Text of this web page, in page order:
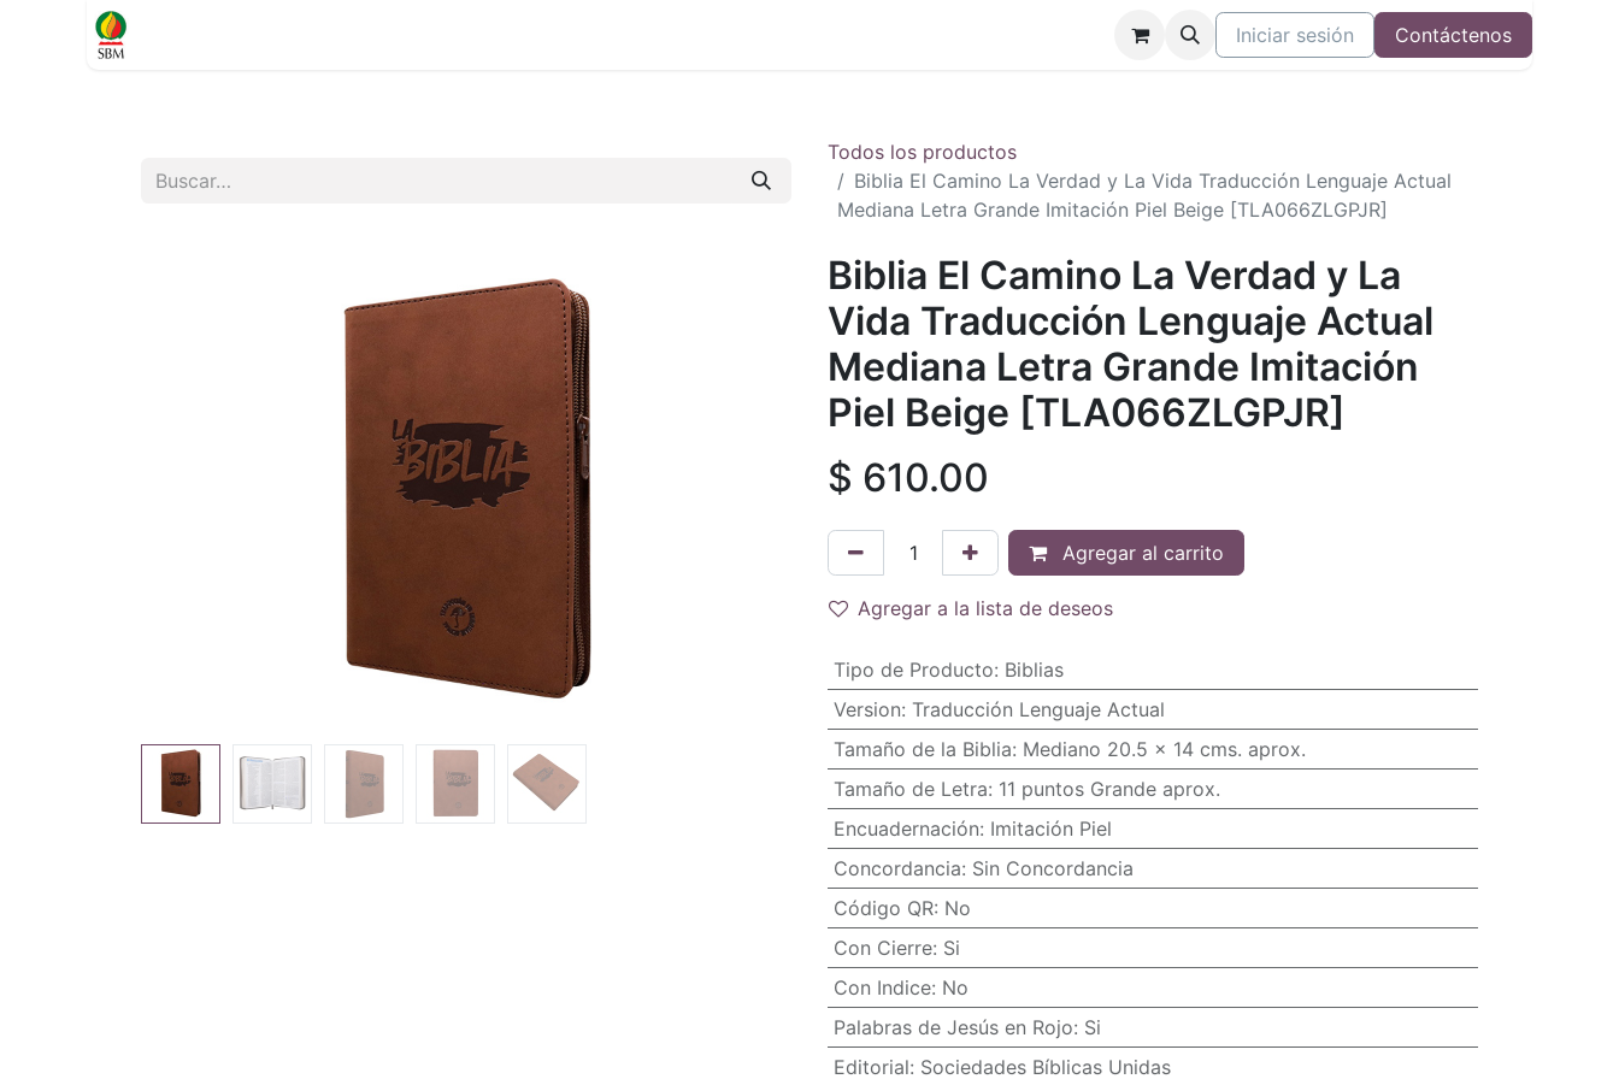
Iniciar sesión Contáctenos
Todos los productos
Biblia El Camino La Verdad y La Vida Traducción Lenguaje Actual
Mediana Letra Grande Imitación Piel Beige [TLA066ZLGPJR]
Biblia El Camino La Verdad y La
Vida Traducción Lenguaje Actual
Mediana Letra Grande Imitación
Piel Beige [TLA066ZLGPJR]
$ 610.00
Agregar al carrito
Agregar a la lista de deseos
Tipo de Producto: Biblias
Version: Traducción Lenguaje Actual
Tamaño de la Biblia: Mediano 20.5 x 14 cms. aprox.
Tamaño de Letra: 11 puntos Grande aprox.
Encuadernación: Imitación Piel
Concordancia: Sin Concordancia
Código QR: No
Con Cierre: Si
Con Indice: No
Palabras de Jesús en Rojo: Si
Editorial: Sociedades Bíblicas Unidas